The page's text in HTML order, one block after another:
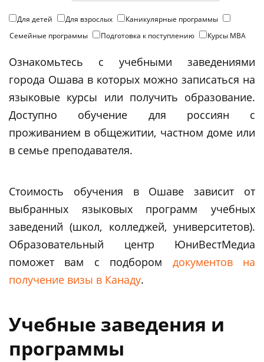
Для детей Для взрослых
Каникулярные программы
Семейные программы
Подготовка к поступлению Курсы МВА
Ознакомьтесь с учебными заведениями
города Ошава в которых можно записаться на
языковые курсы или получить образование.
Доступно обучение для россиян с
проживанием в общежитии, частном доме или
в семье преподавателя.
Стоимость обучения в Ошаве зависит от
выбранных языковых программ учебных
заведений (школ, колледжей, университетов).
Образовательный центр ЮниВестМедиа
поможет вам c подбором документов на
получение визы в Канаду.
Учебные заведения и
программы